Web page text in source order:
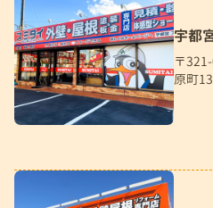
宇都
〒
原町